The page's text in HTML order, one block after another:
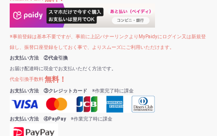
※事前登録は基本不要ですが、事前に上記バナーリンクよりMyPaidyにログイン又は新規登
録し、振替口座登録をしておく事で、よりスムーズにご利用いただけます。
お支払い方法 ②代金引換
お届け配達時に現金でお支払いただく方法です。
代金引換手数料無料！
お支払い方法 ③クレジットカード ※作業完了時に課金
お支払い方法 ④PayPay※作業完了時に課金